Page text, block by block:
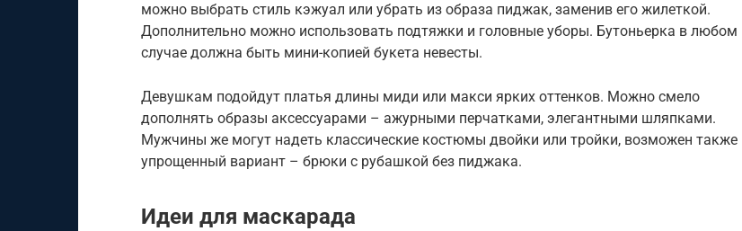
можно выбрать стиль кэжуал или убрать из образа пиджак, заменив его жилеткой.
Дополнительно можно использовать подтяжки и головные уборы. Бутоньерка в любом
случае должна быть мини-копией букета невесты.
Девушкам подойдут платья длины миди или макси ярких оттенков. Можно смело
дополнять образы аксессуарами – ажурными перчатками, элегантными шляпками.
Мужчины же могут надеть классические костюмы двойки или тройки, возможен также
упрощенный вариант – брюки с рубашкой без пиджака.
Идеи для маскарада